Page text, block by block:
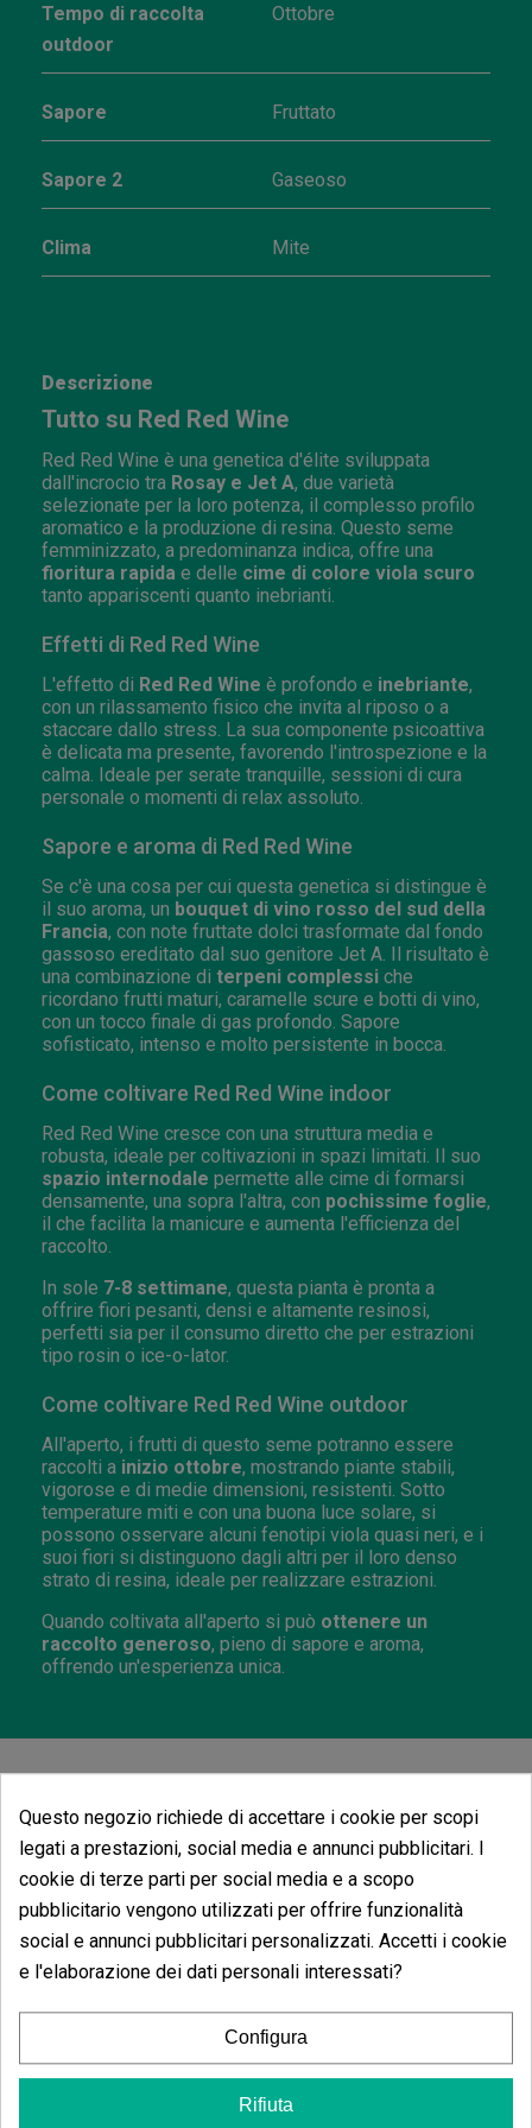
Tempo di raccolta
outdoor
Ottobre
Sapore Fruttato
Sapore 2 Gaseoso
Clima Mite
Descrizione
Tutto su Red Red Wine
Red Red Wine è una genetica d'élite sviluppata
dall'incrocio tra Rosay e Jet A, due varietà
selezionate per la loro potenza, il complesso profilo
aromatico e la produzione di resina. Questo seme
femminizzato, a predominanza indica, offre una
fioritura rapida e delle cime di colore viola scuro
tanto appariscenti quanto inebrianti.
Effetti di Red Red Wine
L'effetto di Red Red Wine è profondo e inebriante,
con un rilassamento fisico che invita al riposo o a
staccare dallo stress. La sua componente psicoattiva
è delicata ma presente, favorendo l'introspezione e la
calma. Ideale per serate tranquille, sessioni di cura
personale o momenti di relax assoluto.
Sapore e aroma di Red Red Wine
Se c'è una cosa per cui questa genetica si distingue è
il suo aroma, un bouquet di vino rosso del sud della
Francia, con note fruttate dolci trasformate dal fondo
gassoso ereditato dal suo genitore Jet A. Il risultato è
una combinazione di terpeni complessi che
ricordano frutti maturi, caramelle scure e botti di vino,
con un tocco finale di gas profondo. Sapore
sofisticato, intenso e molto persistente in bocca.
Come coltivare Red Red Wine indoor
Red Red Wine cresce con una struttura media e
robusta, ideale per coltivazioni in spazi limitati. Il suo
spazio internodale permette alle cime di formarsi
densamente, una sopra l'altra, con pochissime foglie,
il che facilita la manicure e aumenta l'efficienza del
raccolto.
In sole 7-8 settimane, questa pianta è pronta a
offrire fiori pesanti, densi e altamente resinosi,
perfetti sia per il consumo diretto che per estrazioni
tipo rosin o ice-o-lator.
Come coltivare Red Red Wine outdoor
All'aperto, i frutti di questo seme potranno essere
raccolti a inizio ottobre, mostrando piante stabili,
vigorose e di medie dimensioni, resistenti. Sotto
temperature miti e con una buona luce solare, si
possono osservare alcuni fenotipi viola quasi neri, e i
suoi fiori si distinguono dagli altri per il loro denso
strato di resina, ideale per realizzare estrazioni.
Quando coltivata all'aperto si può ottenere un
raccolto generoso, pieno di sapore e aroma,
offrendo un'esperienza unica.
Potrebbe anche piacerti
Questo negozio richiede di accettare i cookie per scopi
legati a prestazioni, social media e annunci pubblicitari. I
cookie di terze parti per social media e a scopo
pubblicitario vengono utilizzati per offrire funzionalità
social e annunci pubblicitari personalizzati. Accetti i cookie
e l'elaborazione dei dati personali interessati?
Configura
Rifiuta